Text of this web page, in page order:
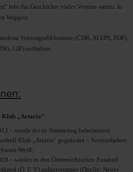
lebt die Geschichte vieler Vereine weiter. In
Wappen.
Vektorgrafikformate (CDR, AI EPS, PDF)
GIF) enthalten.
Klub „Artaria“
– wurde der in Simmering beheimatete
Klub „Artaria“ gegründet – Vereinsfarben:
Weiß;
– wieder in den Österreichischen Fussball
(Ö. F. V.) aufgenommen (Quelle: Neues